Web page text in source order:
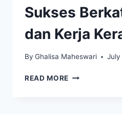
Sukses
dan Kerja
By Ghalisa Maheswari
READ MORE CAPRICORN